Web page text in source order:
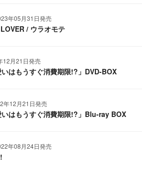
年05月31日発売
/ ウラオモテ
12月21日発売
いはもうすぐ消費期限!?」DVD-BOX
年12月21日発売
いはもうすぐ消費期限!?」Blu-ray BOX
年08月24日発売